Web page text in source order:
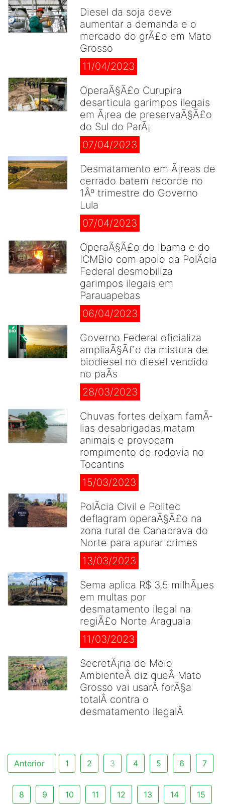
Diesel da soja deve
aumentar a demanda e o
mercado do grÃ£o em Mato
Grosso
11/04/2023
OperaÃ§Ã£o Curupira
desarticula garimpos ilegais
em Ã¡rea de preservaÃ§Ã£o
do Sul do ParÃ¡
07/04/2023
Desmatamento em Ã¡reas de
cerrado batem recorde no
1Âº trimestre do Governo
Lula
07/04/2023
OperaÃ§Ã£o do Ibama e do
ICMBio com apoio da PolÃ­cia
Federal desmobiliza
garimpos ilegais em
Parauapebas
06/04/2023
Governo Federal oficializa
ampliaÃ§Ã£o da mistura de
biodiesel no diesel vendido
no paÃ­s
28/03/2023
Chuvas fortes deixam famÃ­
lias desabrigadas,matam
animais e provocam
rompimento de rodovia no
Tocantins
15/03/2023
PolÃ­cia Civil e Politec
deflagram operaÃ§Ã£o na
zona rural de Canabrava do
Norte para apurar crimes
13/03/2023
Sema aplica R$ 3,5 milhÃµes
em multas por
desmatamento ilegal na
regiÃ£o Norte Araguaia
11/03/2023
SecretÃ¡ria de Meio
AmbienteÂ diz queÂ Mato
Grosso vai usarÂ forÃ§a
totalÂ contra o
desmatamento ilegalÂ
Anterior 1 2 3 4 5 6 7
8 9 10 11 12 13 14 15